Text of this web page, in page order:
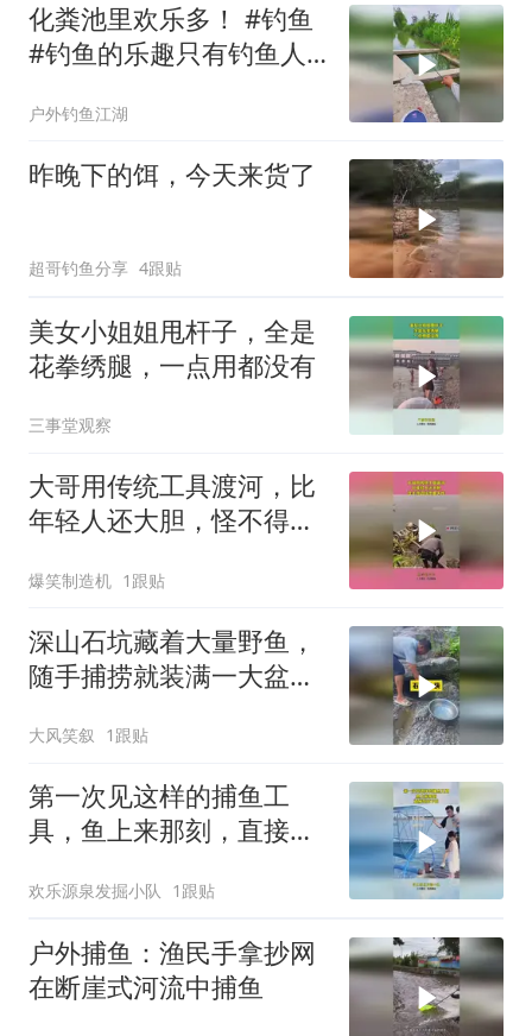
化粪池里欢乐多！ #钓鱼
#钓鱼的乐趣只有钓鱼人
户外钓鱼江湖
昨晚下的饵，今天来货了
超哥钓鱼分享 4跟贴
美女小姐姐甩杆子，全是
花拳绣腿，一点用都没有
三事堂观察
大哥用传统工具渡河，比
年轻人还大胆，怪不得这
爆笑制造机 1跟贴
深山石坑藏着大量野鱼，
随手捕捞就装满一大盆，
大风笑叙 1跟贴
第一次见这样的捕鱼工
具，鱼上来那刻，直接惊
欢乐源泉发掘小队 1跟贴
户外捕鱼：渔民手拿抄网
在断崖式河流中捕鱼